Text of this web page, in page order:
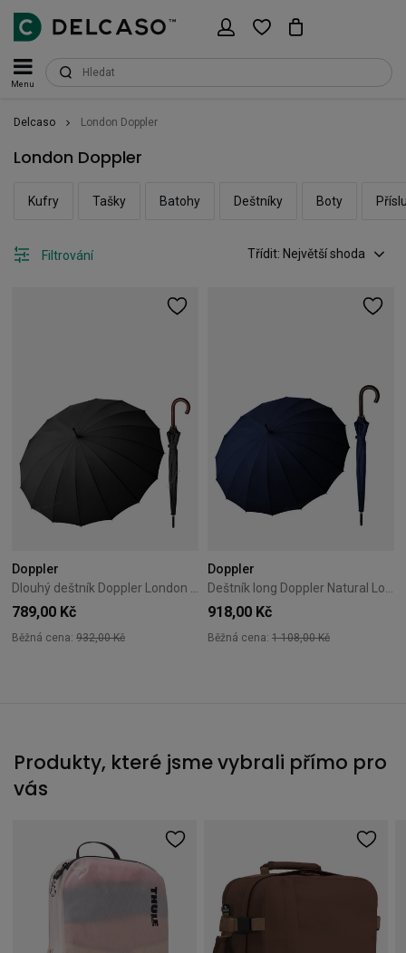
Menu
Delcaso London Doppler
London Doppler
Kufry Tašky Batohy Deštníky Boty
Třídit: Největší shoda
Filtrování
Doppler
789,00 Kč
Běžná cena: 932,00 Kč
Doppler
918,00 Kč
Běžná cena: 1 108,00 Kč
Produkty, které jsme vybrali přímo pro
vás